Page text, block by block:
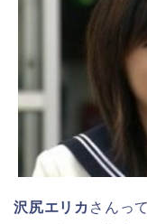
沢尻エリカ さんっ